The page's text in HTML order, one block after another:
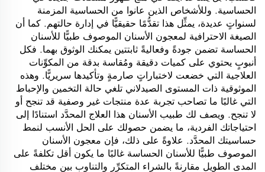
الحساسية. وللأشخاص الذين عانوا من الحساسية المزمنة
لسنواتٍ عديدة، يمثِّل هذا تقدُّمًا حقيقيًّا في إدارة حالتهم. كما أن
الصيغة الاحترافية لمعجون الأسنان الموصوف طبيًّا للأسنان
الحساسة تضمن جودةً وفعاليةً ثابتتين يمكنك الوثوق بهما. فكل
أنبوبٍ يحتوي على كميات دقيقة ومُقاسة بدقة من المكوِّنات
العلاجية التي خضعت لاختباراتٍ صارمةٍ وتأكيدها سريريًّا. وهذه
الموثوقية ذات المستوى الصيدلاني تلغي حالة التخمين والإحباط
التي غالبًا ما تصاحب تجربة عدة منتجات غير وصفية قد تنجح أو
لا تنجح. ويصف لك طبيب الأسنان هذا العلاج المحدَّد استنادًا إلى
احتياجاتك الفردية، ما يضمن حصولك على الحل الأنسب لنمط
حساسيتك المحدَّد. علاوةً على ذلك، فإن معجون الأسنان
الموصوف طبيًّا للأسنان الحساسة غالبًا ما يكون أقل تكلفةً على
المدى الطويل مقارنةً بالشراء المتكرِّر والتناوب بين مختلف